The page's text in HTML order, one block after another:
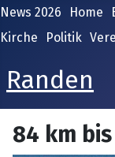
News 2026 Home
Kirche
Politik
Randen
84 km